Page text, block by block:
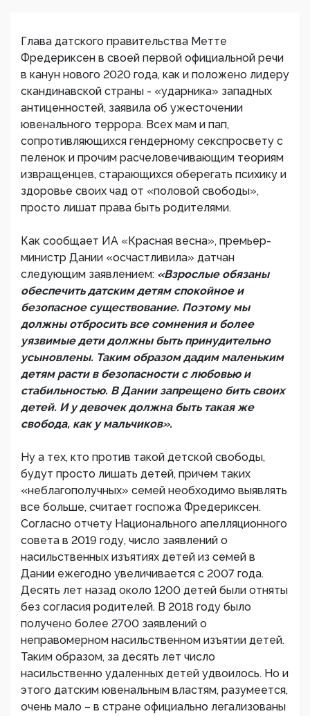
Глава датского правительства Метте
Фредериксен в своей первой официальной речи
в канун нового 2020 года, как и положено лидеру
скандинавской страны - «ударника» западных
антиценностей, заявила об ужесточении
ювенального террора. Всех мам и пап,
сопротивляющихся гендерному секспросвету с
пеленок и прочим расчеловечивающим теориям
извращенцев, старающихся оберегать психику и
здоровье своих чад от «половой свободы»,
просто лишат права быть родителями.
Как сообщает ИА «Красная весна», премьер-
министр Дании «осчастливила» датчан
следующим заявлением: «Взрослые обязаны
обеспечить датским детям спокойное и
безопасное существование. Поэтому мы
должны отбросить все сомнения и более
уязвимые дети должны быть принудительно
усыновлены. Таким образом дадим маленьким
детям расти в безопасности с любовью и
стабильностью. В Дании запрещено бить своих
детей. И у девочек должна быть такая же
свобода, как у мальчиков».
Ну а тех, кто против такой детской свободы,
будут просто лишать детей, причем таких
«неблагополучных» семей необходимо выявлять
все больше, считает госпожа Фредериксен.
Согласно отчету Национального апелляционного
совета в 2019 году, число заявлений о
насильственных изъятиях детей из семей в
Дании ежегодно увеличивается с 2007 года.
Десять лет назад около 1200 детей были отняты
без согласия родителей. В 2018 году было
получено более 2700 заявлений о
неправомерном насильственном изъятии детей.
Таким образом, за десять лет число
насильственно удаленных детей удвоилось. Но и
этого датским ювенальным властям, разумеется,
очень мало – в стране официально легализованы